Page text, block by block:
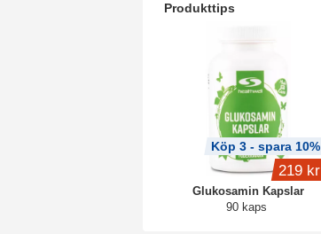
Produkttips
Glukosamin Kapslar
90 kaps
Köp 3 - spara 10%
219 kr